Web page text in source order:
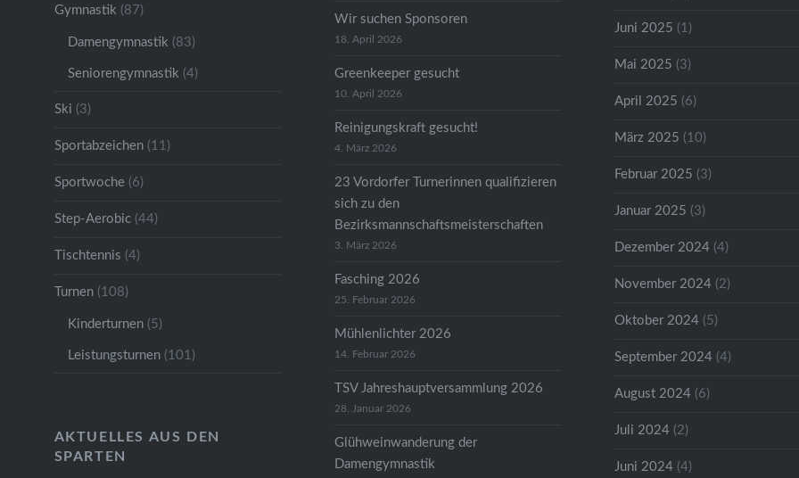
Gymnastik (87)
Damengymnastik (83)
Seniorengymnastik (4)
Ski (3)
Sportabzeichen(11)
Sportwoche(6)
Step-Aerobic(44)
Tischtennis (4)
Turnen(108)
Kinderturnen(5)
Leistungsturnen(101)
Wir suchen Sponsoren
18. April 2026
Greenkeeper gesucht
10. April 2026
Reinigungskraft gesucht!
4. März 2026
23 Vordorfer Turnerinnen qualifizieren
sich zu den
Bezirksmannschaftsmeisterschaften
3. März 2026
Fasching 2026
25. Februar 2026
Mühlenlichter 2026
14. Februar 2026
TSV Jahreshauptversammlung 2026
28. Januar 2026
Glühweinwanderung der
Damengymnastik
Juni 2025 (1)
Mai 2025 (3)
April 2025 (6)
März 2025 (10)
Februar 2025 (3)
Januar 2025 (3)
Dezember 2024 (4)
November 2024 (2)
Oktober 2024 (5)
September 2024 (4)
August 2024 (6)
Juli 2024 (2)
Juni 2024 (4)
AKTUELLES AUS DEN
SPARTEN